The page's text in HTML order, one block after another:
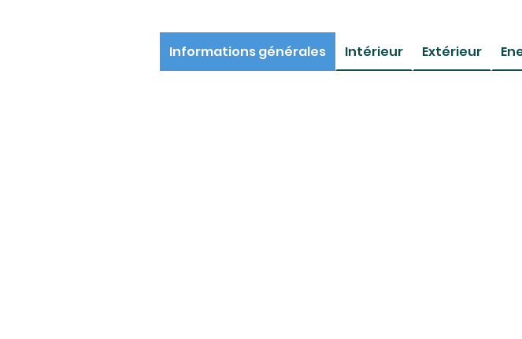
Informations générales Intérieur Extérieur